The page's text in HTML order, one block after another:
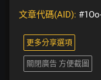
文章代碼(AID):
更多分享選項
關閉廣告 方便截圖